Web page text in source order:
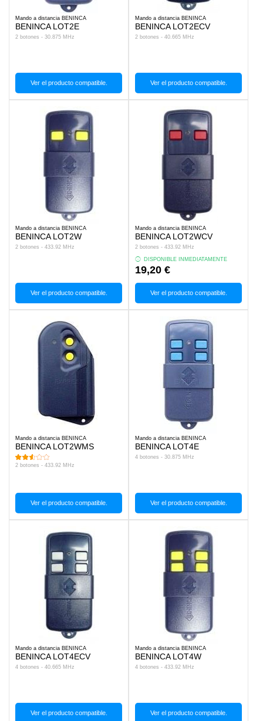
Mando a distancia BENINCA
BENINCA LOT2E
2 botones - 30.875 MHz
Ver el producto compatible.
Mando a distancia BENINCA
BENINCA LOT2ECV
2 botones - 40.665 MHz
Ver el producto compatible.
Mando a distancia BENINCA
BENINCA LOT2W
2 botones - 433.92 MHz
Ver el producto compatible.
Mando a distancia BENINCA
BENINCA LOT2WCV
2 botones - 433.92 MHz
DISPONIBLE INMEDIATAMENTE
19,20 €
Ver el producto compatible.
Mando a distancia BENINCA
BENINCA LOT2WMS
2 botones - 433.92 MHz
Ver el producto compatible.
Mando a distancia BENINCA
BENINCA LOT4E
4 botones - 30.875 MHz
Ver el producto compatible.
Mando a distancia BENINCA
BENINCA LOT4ECV
4 botones - 40.665 MHz
Ver el producto compatible.
Mando a distancia BENINCA
BENINCA LOT4W
4 botones - 433.92 MHz
Ver el producto compatible.